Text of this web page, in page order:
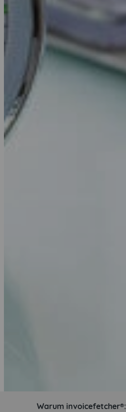
Warum invoicefetcher®: